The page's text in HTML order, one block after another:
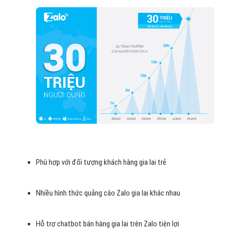
Phù hợp với đối tượng khách hàng gia lai trẻ
Nhiều hình thức quảng cáo Zalo gia lai khác nhau
Hỗ trợ chatbot bán hàng gia lai trên Zalo tiện lợi